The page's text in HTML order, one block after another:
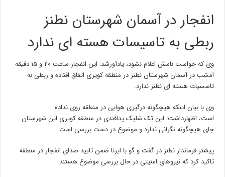
انفجار در آسمان شهرستان نطنز
ربطی به تاسیسات هسته ای ندارد
وی که خواست نامش اعلام نشود، یادآورشد: این انفجار ساعت ۲۰ و ۱۵ دقیقه
امشب در آسمان شهرستان نطنز در منطقه کویری اتفاق افتاده و ربطی به
تاسسیات هسته ای نطنز ندارد.
وی با بیان اینکه هیچگونه درگیری هوایی در منطقه روی نداده
است، اظهارداشت: این تک شلیک پدافندی در منطقه کویری این شهرستان
جای هیچگونه نگرانی ندارد و موضوع در دست بررسی است .
پیشتر فرماندار نطنز در گفت و گو با ایرنا ضمن تایید صدای انفجار در منطقه
تاکید کرد که نیروهای امنیتی در حال بررسی موضوع هستند.